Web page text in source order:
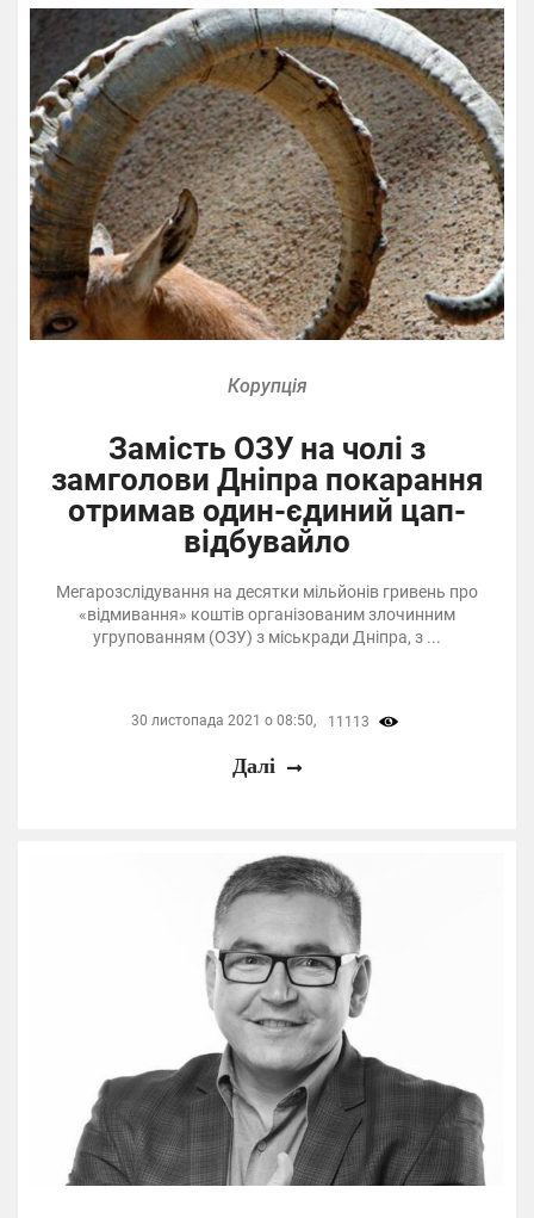
Корупція
Замість ОЗУ на чолі з
замголови Дніпра покарання
отримав один-єдиний цап-
відбувайло
Мегарозслідування на десятки мільйонів гривень про
«відмивання» коштів організованим злочинним
угрупованням (ОЗУ) з міськради Дніпра, з ...
30 листопада 2021 о 08:50, 11113
Далі